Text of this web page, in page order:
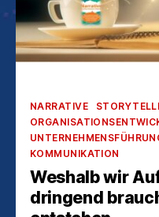
Kategorien
NARRATIVE
KOMMUNIKATION
Weshalb wir
dringend